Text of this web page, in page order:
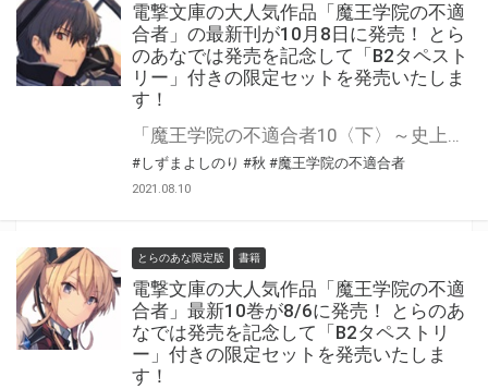
電撃文庫の大人気作品「魔王学院の不適
合者」の最新刊が10月8日に発売！ とら
のあなでは発売を記念して「B2タペスト
リー」付きの限定セットを発売いたしま
す！
「魔王学院の不適合者10〈下〉～史上最強の魔王の始祖、転生して子孫たちの学校へ通う～」が10月8日に発売！ とらのあなでは発売を記念して「B2タペストリー付き限定セット」を発売いたします。 B2タペストリーは過去のカバー絵差分を使用したB2タペストリー！ 上巻と合わせて1枚の絵で楽しめるビジュアルを使用しております。 是非この機会にお買い求めください！
#しずまよしのり #秋 #魔王学院の不適合者
2021.08.10
とらのあな限定版 書籍
電撃文庫の大人気作品「魔王学院の不適
合者」最新10巻が8/6に発売！ とらのあ
なでは発売を記念して「B2タペストリ
ー」付きの限定セットを発売いたしま
す！